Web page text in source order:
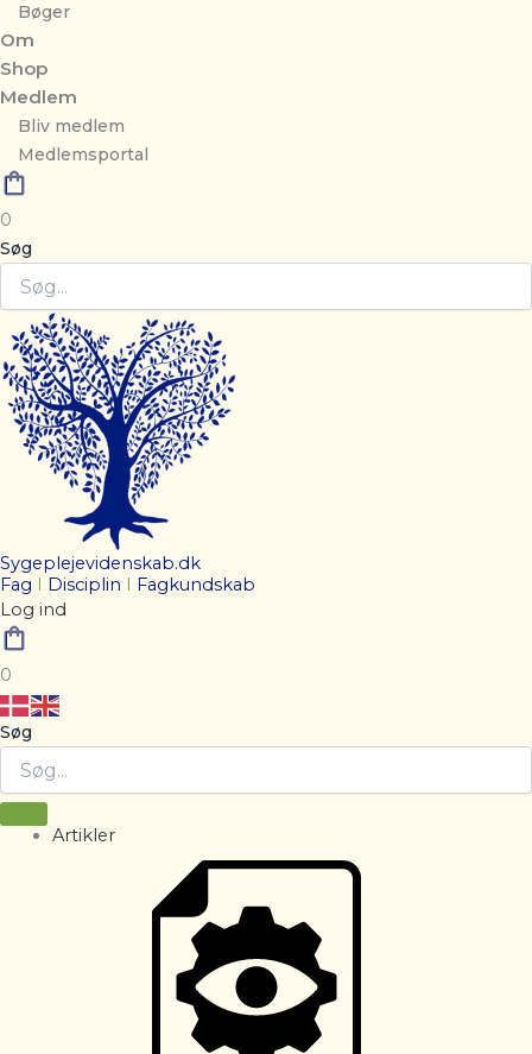
Bøger
Om
Shop
Medlem
Bliv medlem
Medlemsportal
0
Søg
Sygeplejevidenskab.dk
Fag
Disciplin
Fagkundskab
Log ind
0
Søg
Artikler